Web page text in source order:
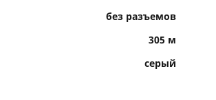
без разъемов
305 м
серый